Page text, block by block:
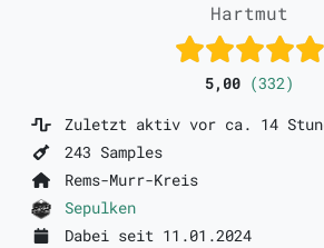
Hartmut
5,00 (332)
Zuletzt aktiv vor ca. 14
243 Samples
Rems-Murr-Kreis
Sepulken
Dabei seit 11.01.2024